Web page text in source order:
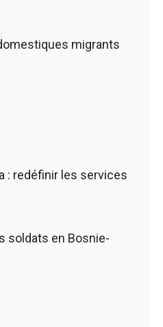
migrants
: redéfinir les services
soldats en Bosnie-